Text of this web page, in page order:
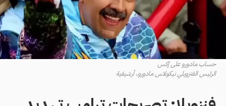
حساب مادورو على إكس
الرئيس الفنزويلي نيكولاس مادورو، أرشيفية